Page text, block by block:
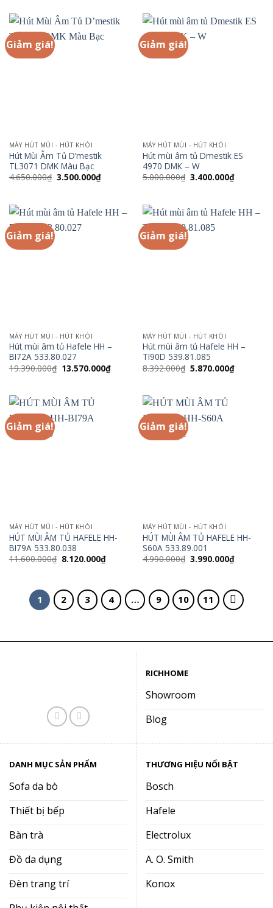
7.500.000₫.
Giảm giá!
MÁY HÚT MÙI - HÚT KHÓI
Hút Mùi Âm Tủ D’mestik
TL3071 DMK Màu Bạc
4.650.000₫ Giá
gốc
3.500.000₫Giá
hiện
3.500.000₫.
Giảm giá!
MÁY HÚT MÙI - HÚT KHÓI
Hút mùi âm tủ Dmestik ES
4970 DMK – W
5.000.000₫ Giá
gốc
3.400.000₫Giá
hiện
Giảm giá!
MÁY HÚT MÙI - HÚT KHÓI
Hút mùi âm tủ Hafele HH –
BI72A 533.80.027
19.390.000₫ Giá
gốc
13.570.000₫Giá
hiện
13.570.000₫.
Giảm giá!
MÁY HÚT MÙI - HÚT KHÓI
Hút mùi âm tủ Hafele HH –
TI90D 539.81.085
8.392.000₫ Giá
gốc
5.870.000₫Giá
hiện
Giảm giá!
MÁY HÚT MÙI - HÚT KHÓI
HÚT MÙI ÂM TỦ HAFELE HH-
BI79A 533.80.038
11.600.000₫ Giá
8.120.000₫Giá
hiện
8.120.000₫.
Giảm giá!
MÁY HÚT MÙI - HÚT KHÓI
HÚT MÙI ÂM TỦ HAFELE HH-
S60A 533.89.001
4.990.000₫ Giá
3.990.000₫Giá
hiện
1 2 3 4 … 9 10 11
RICHHOME
Showroom
Blog
DANH MỤC SẢN PHẨM
Sofa da bò
Thiết bị bếp
Bàn trà
Đồ da dụng
Đèn trang trí
THƯƠNG HIỆU NỔI BẬT
Bosch
Hafele
Electrolux
A. O. Smith
Konox